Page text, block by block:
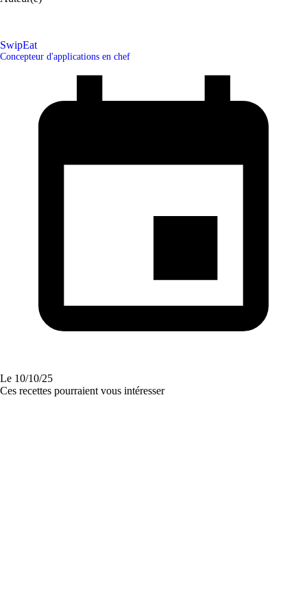
SwipEat
Concepteur d'applications en chef
Le 10/10/25
Ces recettes pourraient vous intéresser